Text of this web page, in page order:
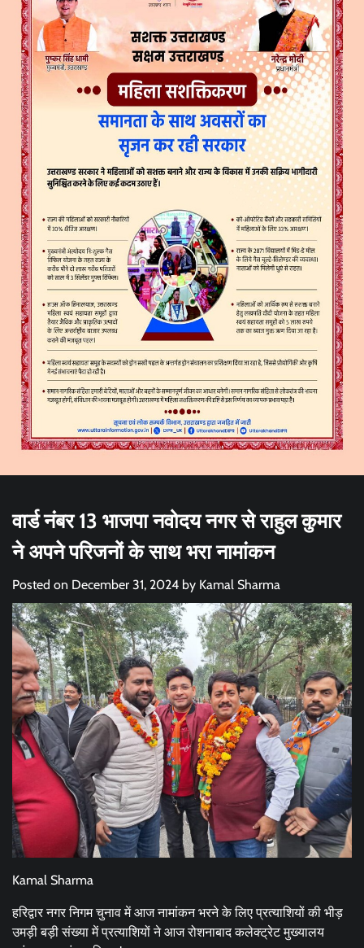
वार्ड नंबर 13 भाजपा नवोदय नगर से राहुल कुमार
ने अपने परिजनों के साथ भरा नामांकन
Posted on December 31, 2024 by Kamal Sharma
Kamal Sharma
हरिद्वार नगर निगम चुनाव में आज नामांकन भरने के लिए प्रत्याशियों की भीड़
उमड़ी बड़ी संख्या में प्रत्याशियों ने आज रोशनाबाद कलेक्ट्रेट मुख्यालय